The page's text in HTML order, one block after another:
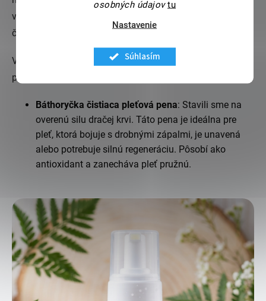
osobných údajov tu
Nastavenie
Súhlasím
varovný signál, čo znamená, že ste z pleti odstránili aj to,
čo tam malo zostať pre jej ochranu.
V Panakei sme pre túto fázu vyvinuli dve peny, ktoré
premenia rutinu na zážitok:
Báthoryčka čistiaca pleťová pena: Stavili sme na
overenú silu dračej krvi. Táto pena je ideálna pre
pleť, ktorá bojuje s drobnými zápalmi, je unavená
alebo potrebuje silnú regeneráciu. Pôsobí ako
antioxidant a zanecháva pleť pružnú.